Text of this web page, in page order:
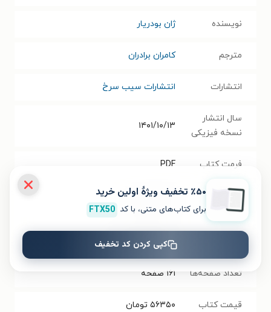
نویسنده ژان بودریار
مترجم کامران برادران
انتشارات انتشارات سیب سرخ
سال انتشار
نسخه فیزیکی
۱۴۰۱/۱۰/۱۳
فرمت کتاب PDF
کتاب
۲.۳۹ مگابایت
۹۷۸۶۲۲۷۷۳۳۹۷۶
تعداد صفحه‌ها ۱۶۱ صفحه
قیمت کتاب ۵۶۳۵۰ تومان
٪۵۰ تخفیف ویژۀ اولین خرید
برای کتاب‌های متنی، با کد FTX50
کپی کردن کد تخفیف